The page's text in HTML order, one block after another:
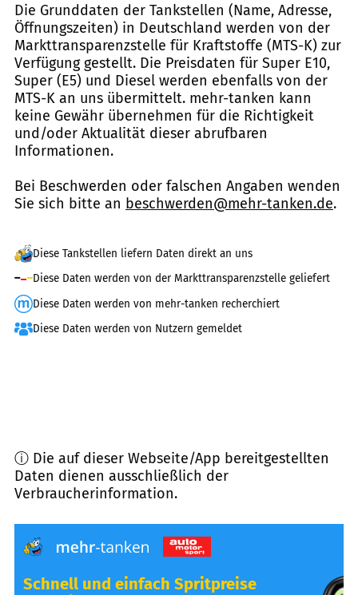
Die Grunddaten der Tankstellen (Name, Adresse,
Öffnungszeiten) in Deutschland werden von der
Markttransparenzstelle für Kraftstoffe (MTS-K) zur
Verfügung gestellt. Die Preisdaten für Super E10,
Super (E5) und Diesel werden ebenfalls von der
MTS-K an uns übermittelt. mehr-tanken kann
keine Gewähr übernehmen für die Richtigkeit
und/oder Aktualität dieser abrufbaren
Informationen.
Bei Beschwerden oder falschen Angaben wenden
Sie sich bitte an beschwerden@mehr-tanken.de.
Diese Tankstellen liefern Daten direkt an uns
Diese Daten werden von der Markttransparenzstelle geliefert
Diese Daten werden von mehr-tanken recherchiert
Diese Daten werden von Nutzern gemeldet
ⓘ Die auf dieser Webseite/App bereitgestellten
Daten dienen ausschließlich der
Verbraucherinformation.
Schnell und einfach Spritpreise